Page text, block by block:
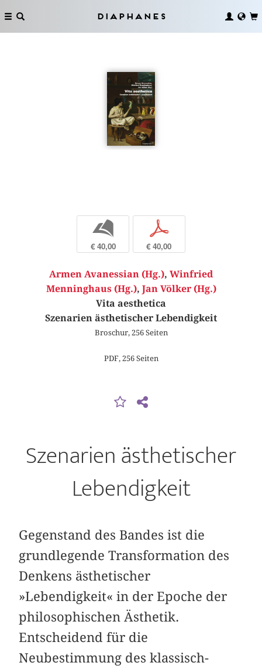
Diaphanes
b
€ 40,00
p
€ 40,00
Armen Avanessian (Hg.), Winfried
Menninghaus (Hg.), Jan Völker (Hg.)
Vita aesthetica
Szenarien ästhetischer Lebendigkeit
Broschur, 256 Seiten
PDF, 256 Seiten
Szenarien ästhetischer
Lebendigkeit
Gegenstand des Bandes ist die
grundlegende Transformation des
Denkens ästhetischer
»Lebendigkeit« in der Epoche der
philosophischen Ästhetik.
Entscheidend für die
Neubestimmung des klassisch-